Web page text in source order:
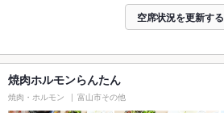
空席状況を更新する
焼肉ホルモンらんたん
焼肉・ホルモン 富山市その他